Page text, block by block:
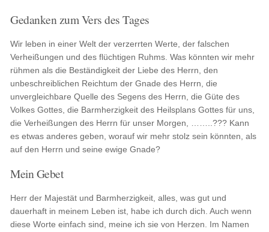
Gedanken zum Vers des Tages
Wir leben in einer Welt der verzerrten Werte, der falschen
Verheißungen und des flüchtigen Ruhms. Was könnten wir mehr
rühmen als die Beständigkeit der Liebe des Herrn, den
unbeschreiblichen Reichtum der Gnade des Herrn, die
unvergleichbare Quelle des Segens des Herrn, die Güte des
Volkes Gottes, die Barmherzigkeit des Heilsplans Gottes für uns,
die Verheißungen des Herrn für unser Morgen, ……..??? Kann
es etwas anderes geben, worauf wir mehr stolz sein könnten, als
auf den Herrn und seine ewige Gnade?
Mein Gebet
Herr der Majestät und Barmherzigkeit, alles, was gut und
dauerhaft in meinem Leben ist, habe ich durch dich. Auch wenn
diese Worte einfach sind, meine ich sie von Herzen. Im Namen